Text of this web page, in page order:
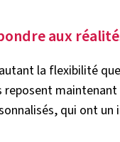
aux
la flexibilité
qui ont